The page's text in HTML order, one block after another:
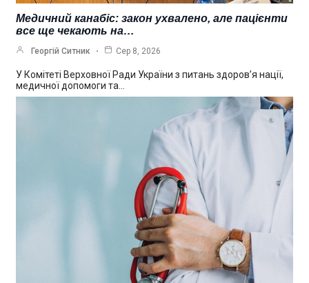
Медичний канабіс: закон ухвалено, але пацієнти
все ще чекають на…
Георгій Ситник Сер 8, 2026
У Комітеті Верховної Ради України з питань здоров’я нації,
медичної допомоги та…